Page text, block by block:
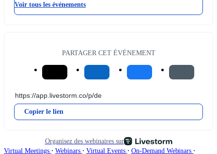
Voir tous les événements
PARTAGER CET ÉVÉNEMENT
Copier le lien
Organisez des webinaires sur
Virtual Meetings ∙ Webinars ∙ Virtual Events ∙ On-Demand Webinars ∙